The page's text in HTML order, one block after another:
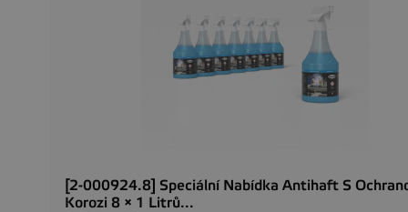
[2-000924.8] Speciální Nabídka Antihaft S
Korozi 8 × 1 Litrů...